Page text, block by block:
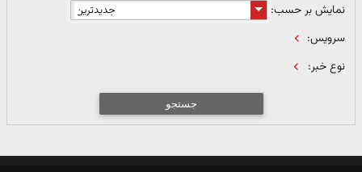
نمایش بر حسب:
سرویس:
نوع خبر:
جستجو